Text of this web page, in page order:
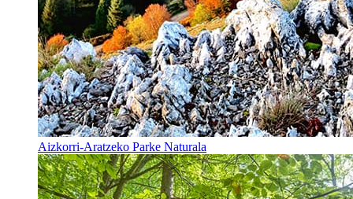
Aizkorri-Aratzeko Parke Naturala